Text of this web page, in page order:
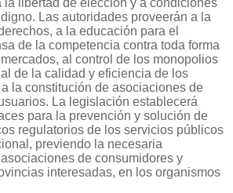
Las autoridades proveerán a la
a la educación para el
de la competencia contra toda forma
al control de los monopolios
de la calidad y eficiencia de los
la constitución de asociaciones de
La legislación establecerá
para la prevención y solución de
regulatorios de los servicios públicos
previendo la necesaria
de consumidores y
interesadas, en los organismos